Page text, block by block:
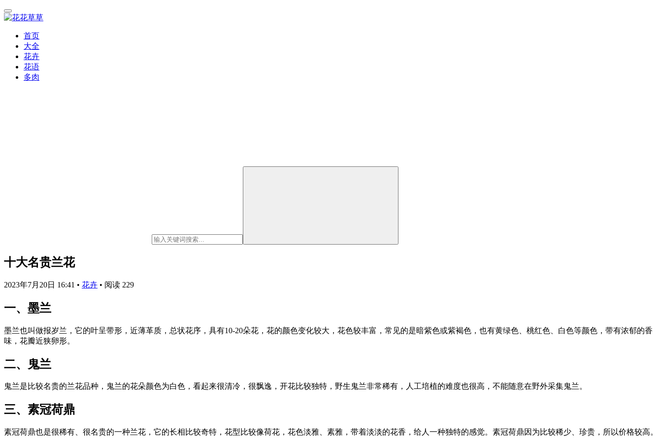
首页
大全
花卉
花语
多肉
十大名贵兰花
2023年7月20日 16:41 • 花卉 • 阅读 229
一、墨兰
墨兰也叫做报岁兰，它的叶呈带形，近薄革质，总状花序，具有10-20朵花，花的颜色变化较大，花色较丰富，常见的是暗紫色或紫褐色，也有黄绿色、桃红色、白色等颜色，带有浓郁的香
味，花瓣近狭卵形。
二、鬼兰
鬼兰是比较名贵的兰花品种，鬼兰的花朵颜色为白色，看起来很清冷，很飘逸，开花比较独特，野生鬼兰非常稀有，人工培植的难度也很高，不能随意在野外采集鬼兰。
三、素冠荷鼎
素冠荷鼎也是很稀有、很名贵的一种兰花，它的长相比较奇特，花型比较像荷花，花色淡雅、素雅，带着淡淡的花香，给人一种独特的感觉。素冠荷鼎因为比较稀少、珍贵，所以价格较高。